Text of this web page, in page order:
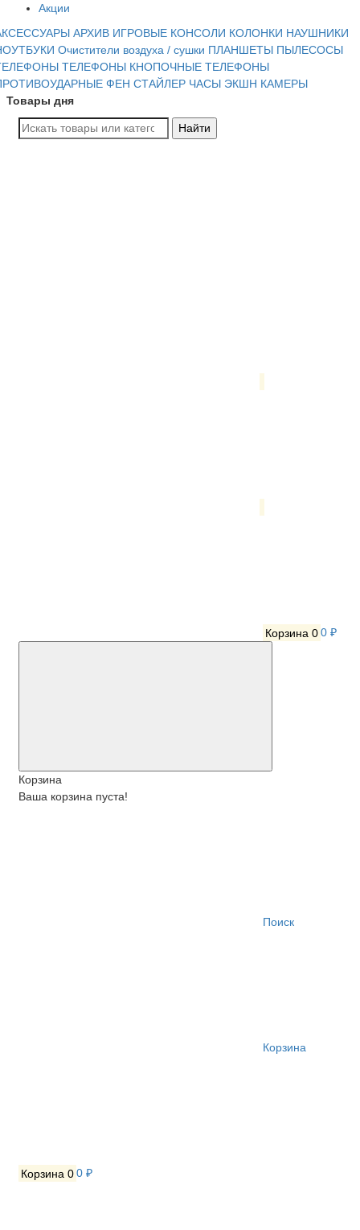
Акции
АРХИВ ИГРОВЫЕ КОНСОЛИ КОЛОНКИ НАУШНИКИ
Очистители воздуха / сушки ПЛАНШЕТЫ ПЫЛЕСОСЫ
ТЕЛЕФОНЫ КНОПОЧНЫЕ ТЕЛЕФОНЫ
ФЕН СТАЙЛЕР ЧАСЫ ЭКШН КАМЕРЫ
Товары дня
Найти
Корзина 00 ₽
Корзина
Ваша корзина пуста!
Поиск
Корзина
Корзина 00 ₽